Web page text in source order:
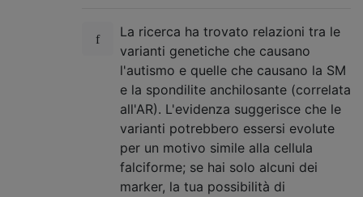
La ricerca ha trovato relazioni tra le
varianti genetiche che causano
l'autismo e quelle che causano la SM
e la spondilite anchilosante (correlata
all'AR). L'evidenza suggerisce che le
varianti potrebbero essersi evolute
per un motivo simile alla cellula
falciforme; se hai solo alcuni dei
marker, la tua possibilità di